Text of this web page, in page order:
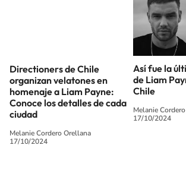
Directioners de Chile
organizan velatones en
homenaje a Liam Payne:
Conoce los detalles de cada
ciudad
Melanie Cordero Orellana
17/10/2024
Así fue la
de Liam
Chile
Melanie
17/10/2024